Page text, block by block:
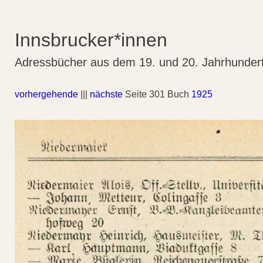
Innsbrucker*innen
Adressbücher aus dem 19. und 20.
vorhergehende nächste Seite 301 Buch 1925